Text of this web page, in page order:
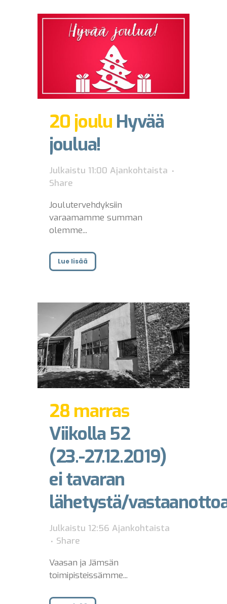
20 joulu Hyvää
joulua!
Julkaistu 11:00 Ajankohtaista
Share
Joulutervehdyksiin
varaamamme summan
olemme...
Lue lisää
28 marras
Viikolla 52
(23.-27.12.2019)
ei tavaran
lähetystä/
Julkaistu 12:56 Ajankohtaista
Share
Vaasan ja Jämsän
toimipisteissämme...